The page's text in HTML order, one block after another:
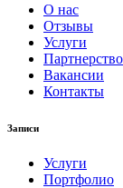
О нас
Отзывы
Услуги
Партнерство
Вакансии
Контакты
Записи
Услуги
Портфолио